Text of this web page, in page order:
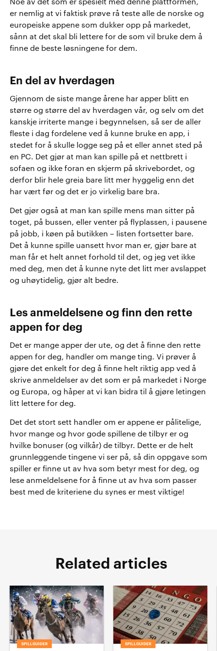
Noe av det som er spesielt med denne plattformen,
er nemlig at vi faktisk prøve rå teste alle de norske og
europeiske appene som dukker opp på markedet,
sånn at det skal bli lettere for de som vil bruke dem å
finne de beste løsningene for dem.
En del av hverdagen
Gjennom de siste mange årene har apper blitt en
større og større del av hverdagen vår, og selv om det
kanskje irriterte mange i begynnelsen, så ser de aller
fleste i dag fordelene ved å kunne bruke en app, i
stedet for å skulle logge seg på et eller annet sted på
en PC. Det gjør at man kan spille på et nettbrett i
sofaen og ikke foran en skjerm på skrivebordet, og
derfor blir hele greia bare litt mer hyggelig enn det
har vært før og det er jo virkelig bare bra.
Det gjør også at man kan spille mens man sitter på
toget, på bussen, eller venter på flyplassen, i pausene
på jobb, i køen på butikken – listen fortsetter bare.
Det å kunne spille uansett hvor man er, gjør bare at
man får et helt annet forhold til det, og jeg vet ikke
med deg, men det å kunne nyte det litt mer avslappet
og uhøytidelig, gjør alt bedre.
Les anmeldelsene og finn den rette
appen for deg
Det er mange apper der ute, og det å finne den rette
appen for deg, handler om mange ting. Vi prøver å
gjøre det enkelt for deg å finne helt riktig app ved å
skrive anmeldelser av det som er på markedet i Norge
og Europa, og håper at vi kan bidra til å gjøre letingen
litt lettere for deg.
Det det stort sett handler om er appene er pålitelige,
hvor mange og hvor gode spillene de tilbyr er og
hvilke bonuser (og vilkår) de tilbyr. Dette er de helt
grunnleggende tingene vi ser på, så din oppgave som
spiller er finne ut av hva som betyr mest for deg, og
lese anmeldelsene for å finne ut av hva som passer
best med de kriteriene du synes er mest viktige!
Related articles
SPILLGUIDER SPILLGUIDER